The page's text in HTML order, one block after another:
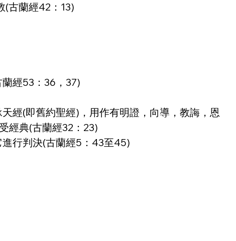
(古蘭經42：13)
經53：36，37)
經(即舊約聖經)，用作有明證，向導，教誨，恩
經典(古蘭經32：23)
行判決(古蘭經5：43至45)